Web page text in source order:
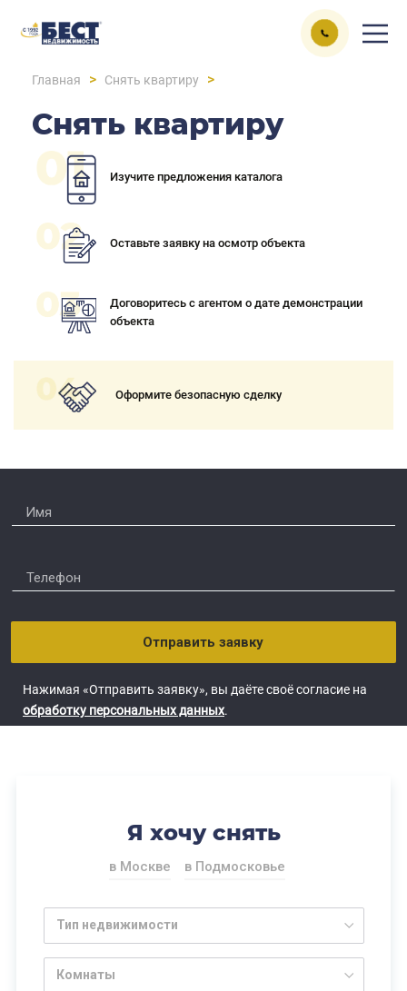
Главная > Снять квартиру >
Снять квартиру
Изучите предложения каталога
Оставьте заявку на осмотр объекта
Договоритесь с агентом о дате демонстрации
объекта
Оформите безопасную сделку
Отправить заявку
Нажимая «Отправить заявку», вы даёте своё согласие на
обработку персональных данных.
Я хочу снять
в Москве в Подмосковье
Тип недвижимости
Комнаты